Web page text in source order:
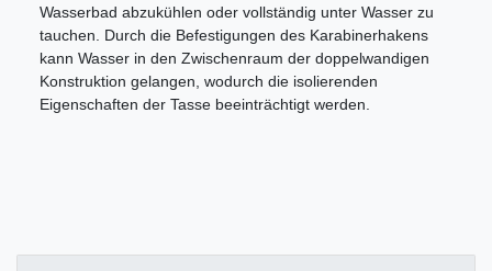
Wasserbad abzukühlen oder vollständig unter Wasser zu
tauchen. Durch die Befestigungen des Karabinerhakens
kann Wasser in den Zwischenraum der doppelwandigen
Konstruktion gelangen, wodurch die isolierenden
Eigenschaften der Tasse beeinträchtigt werden.